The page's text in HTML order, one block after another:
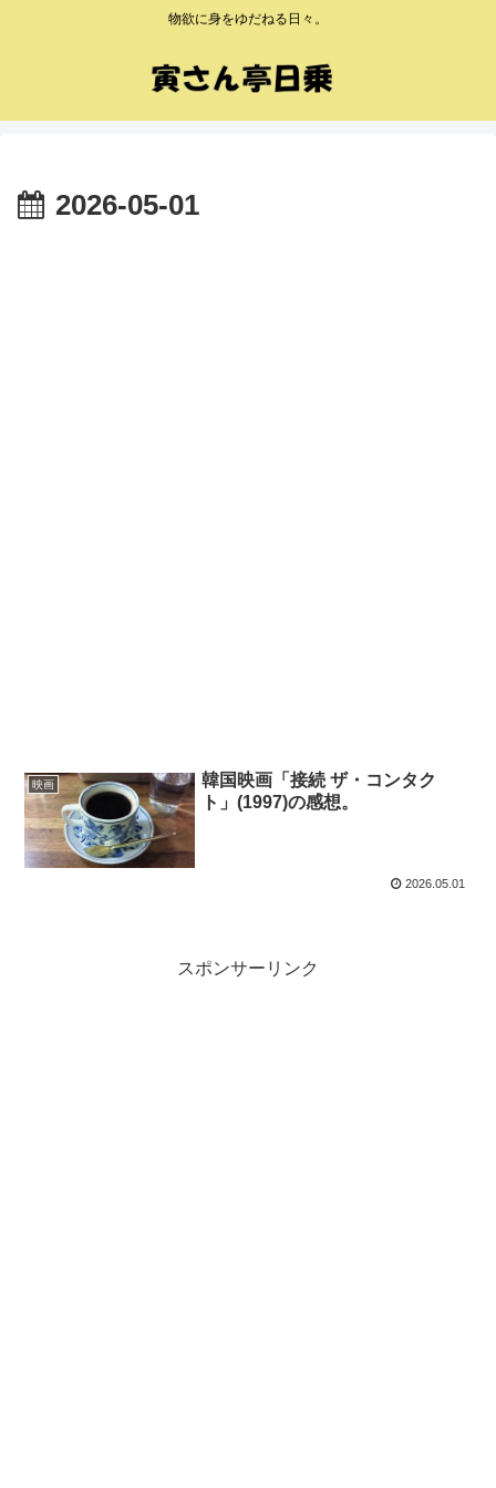
物欲に身をゆだねる日々。
2026-05-01
映画
韓国映画「接続 ザ・コンタク
ト」(1997)の感想。
2026.05.01
スポンサーリンク